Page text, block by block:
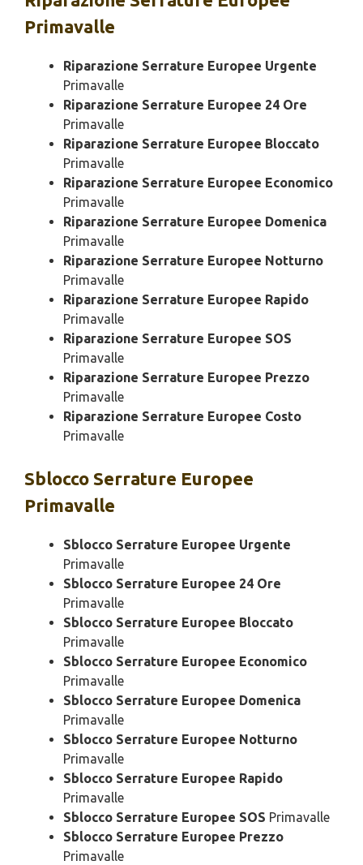
Primavalle
Riparazione Serrature Europee Urgente
Primavalle
Riparazione Serrature Europee 24 Ore
Primavalle
Riparazione Serrature Europee Bloccato
Primavalle
Riparazione Serrature Europee Economico
Primavalle
Riparazione Serrature Europee Domenica
Primavalle
Riparazione Serrature Europee Notturno
Primavalle
Riparazione Serrature Europee Rapido
Primavalle
Riparazione Serrature Europee SOS
Primavalle
Riparazione Serrature Europee Prezzo
Primavalle
Riparazione Serrature Europee Costo
Primavalle
Sblocco Serrature Europee
Primavalle
Sblocco Serrature Europee Urgente
Primavalle
Sblocco Serrature Europee 24 Ore
Primavalle
Sblocco Serrature Europee Bloccato
Primavalle
Sblocco Serrature Europee Economico
Primavalle
Sblocco Serrature Europee Domenica
Primavalle
Sblocco Serrature Europee Notturno
Primavalle
Sblocco Serrature Europee Rapido
Primavalle
Sblocco Serrature Europee SOS Primavalle
Sblocco Serrature Europee Prezzo
Primavalle